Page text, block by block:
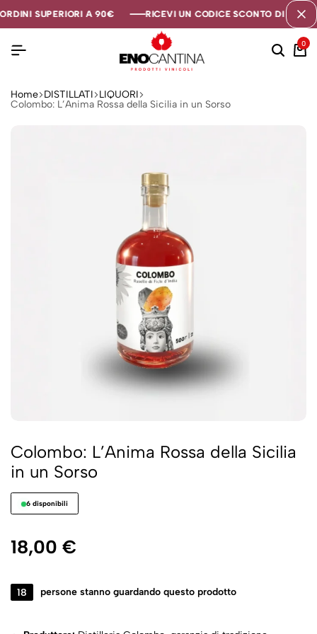
SUPERIORI A 90€ RICEVI UN CODICE SCONTO DI 5€ SE
SUPERIORI A 90€ RICEVI UN CODICE SCONTO DI 5€ SE
SUPERIORI A 90€ RICEVI UN CODICE SCONTO DI 5€ SE
0
Home DISTILLATI LIQUORI
Colombo: L’Anima Rossa della Sicilia in un Sorso
Colombo: L’Anima Rossa della Sicilia
in un Sorso
6 disponibili
18,00 €
18 persone stanno guardando questo prodotto